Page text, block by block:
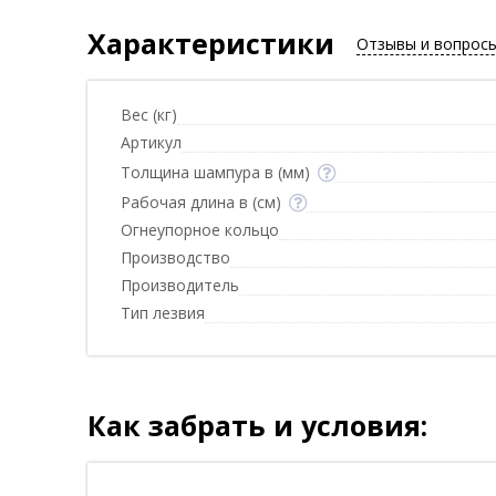
Характеристики Отзывы и
Вес (кг)
Артикул
Толщина шампура в (мм)
Рабочая длина в (см)
Огнеупорное кольцо
Производство
Производитель
Тип лезвия
Как забрать и условия: